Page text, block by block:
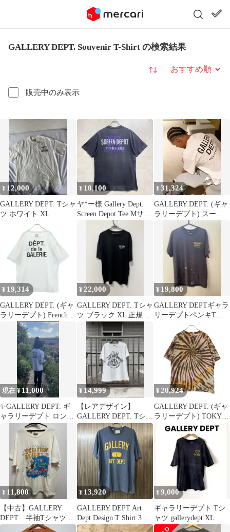
GALLERY DEPT. Souvenir T-Shirt の検索結果
販売中のみ表示
並び替え
¥ 12,000
GALLERY DEPT. Tシャ
ツ ホワイト XL
¥ 10,100
ヤ*ー様 Gallery Dept.
Screen Depot Tee Mサイ
¥31,324
GALLERY DEPT. (ギャ
ラリーデプト) スーベ
ニア半袖スカイブルー
¥ 19,314
GALLERY DEPT. (ギャ
ラリーデプト) French
Souvenir Tee フレンチ
スーヴニール 半袖Tシ
ャツ ホワイト
¥ 22,000
GALLERY DEPT. Tシャ
ツ ブラック XL 正規
品 BTS着用
¥ 19,800
GALLERY DEPTギャラ
リーデプトペンキTシ
現在 ¥ 11,000
✨GALLERY DEPT. ギ
ャラリーデプト ロン
¥ 14,999
【レアデザイン】
GALLERY DEPT. Tシャ
ツ ホワイト
¥ 20,924
GALLERY DEPT. (ギャ
ラリーデプト) TOKYO
SOUVENIR TEE トウキ
ョウ スーベニア タイダ
イ クルーネック半袖T
シャツ カットソー ブラ
¥ 11,800
【中古】GALLERY
DEPT 半袖Tシャツ ホ
ワイト サイズ：XL
¥ 13,920
GALLERY DEPT Art
Dept Design T Shirt 3段
プリント ギャラリーデ
¥9,000
ギャラリーデプト Tシ
ャツ gallerydept XL